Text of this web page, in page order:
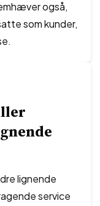
også,
som kunder,
lignende
service